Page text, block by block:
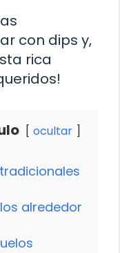
con dips y,
rica
ocultar
alrededor